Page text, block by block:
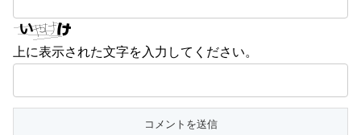
上に表示された文字を入力してください。